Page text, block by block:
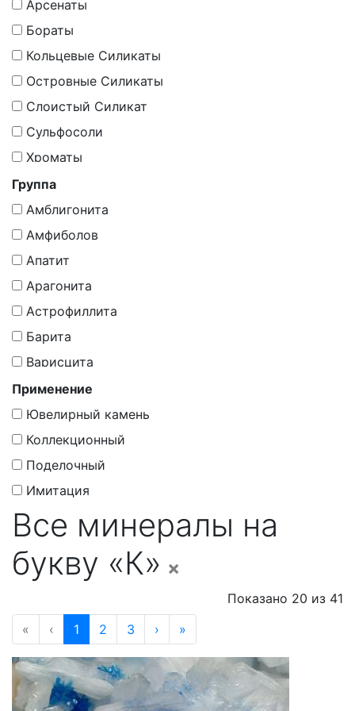
Карбонаты
Минералоиды
Молибдаты
Оксиды
Оксиды И Гидрoоксиды
Органическое Вещество
Органическое Вещество, Минералоиды
Самородные Элементы
Силикаты
Силикаты (По Мнению Других Школ -
Минераллоид)
Арсенаты
Бораты
Кольцевые Силикаты
Островные Силикаты
Слоистый Силикат
Сульфосоли
Хроматы
Группа
Амблигонита
Амфиболов
Апатит
Арагонита
Астрофиллита
Барита
Варисцита
Гадолинит
Гематита
Глинозема
Граната
Гумита
Доломит
Золота
Кальцита
Марказита
Оливина
Пирита
Пироксенов
Применение
Ювелирный камень
Коллекционный
Поделочный
Имитация
Все минералы на
букву «К» ×
Показано 20 из 41
«
‹ 1 2 3 › »